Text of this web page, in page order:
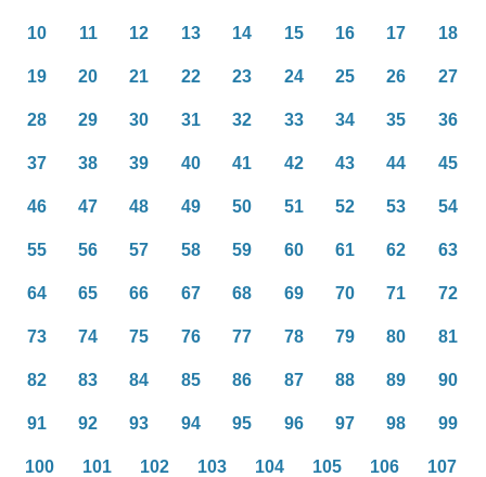
10 11 12 13 14 15 16 17 18
19 20 21 22 23 24 25 26 27
28 29 30 31 32 33 34 35 36
37 38 39 40 41 42 43 44 45
46 47 48 49 50 51 52 53 54
55 56 57 58 59 60 61 62 63
64 65 66 67 68 69 70 71 72
73 74 75 76 77 78 79 80 81
82 83 84 85 86 87 88 89 90
91 92 93 94 95 96 97 98 99
100 101 102 103 104 105 106 107